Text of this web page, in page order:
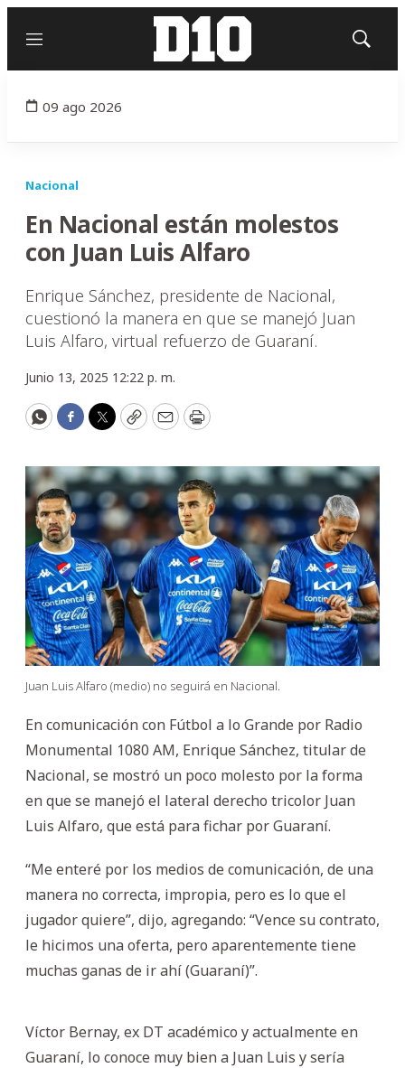
Menú
Mostrar
09 ago 2026
Nacional
En Nacional están molestos
con Juan Luis Alfaro
Enrique Sánchez, presidente de Nacional,
cuestionó la manera en que se manejó Juan
Luis Alfaro, virtual refuerzo de Guaraní.
Junio 13, 2025 12:22 p. m.
WhatsApp
Facebook
Twitter
CopyEmailPrint
Juan Luis Alfaro (medio) no seguirá en Nacional.
En comunicación con Fútbol a lo Grande por Radio
Monumental 1080 AM, Enrique Sánchez, titular de
Nacional, se mostró un poco molesto por la forma
en que se manejó el lateral derecho tricolor Juan
Luis Alfaro, que está para fichar por Guaraní.
“Me enteré por los medios de comunicación, de una
manera no correcta, impropia, pero es lo que el
jugador quiere”, dijo, agregando: “Vence su contrato,
le hicimos una oferta, pero aparentemente tiene
muchas ganas de ir ahí (Guaraní)”.
Víctor Bernay, ex DT académico y actualmente en
Guaraní, lo conoce muy bien a Juan Luis y sería